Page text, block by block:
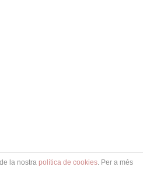
la nostra política de cookies. Per a més